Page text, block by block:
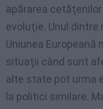
apărarea
evoluţie. Unul
Uniunea Europeană
situaţii când sunt
alte state pot urma
la politici similare.